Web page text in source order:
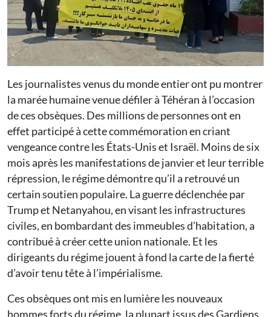
Les journalistes venus du monde entier ont pu montrer
la marée humaine venue défiler à Téhéran à l’occasion
de ces obsèques. Des millions de personnes ont en
effet participé à cette commémoration en criant
vengeance contre les États-Unis et Israël. Moins de six
mois après les manifestations de janvier et leur terrible
répression, le régime démontre qu’il a retrouvé un
certain soutien populaire. La guerre déclenchée par
Trump et Netanyahou, en visant les infrastructures
civiles, en bombardant des immeubles d’habitation, a
contribué à créer cette union nationale. Et les
dirigeants du régime jouent à fond la carte de la fierté
d’avoir tenu tête à l’impérialisme.
Ces obsèques ont mis en lumière les nouveaux
hommes forts du régime, la plupart issus des Gardiens